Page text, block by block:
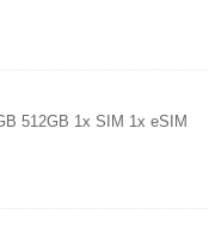
512GB 1x SIM 1x eSIM